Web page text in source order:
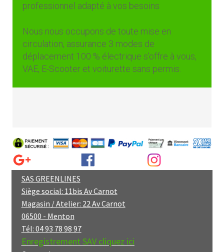
professionnel adapté à vos besoins
Nous nous occupons de toute mise en
circulation, assurance 3 modes de
déplacement 100 % électrique s'offre à vous,
VAE, E-Scooter et voiturette sans permis.
SAS GREENLINES
Siège social: 11bis Av Carnot
Magasin / Atelier: 22 Av Carnot
06500 - Menton
Tél: 04 93 78 98 97
Enregistrement SAV cliquez ici